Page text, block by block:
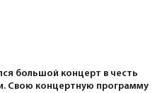
большой концерт в честь
Свою концертную программу